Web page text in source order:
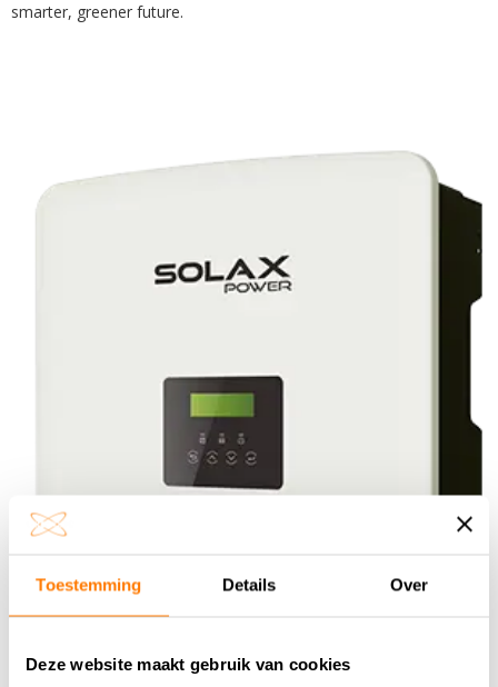
Toestemming Details Over
Deze website maakt gebruik van cookies
smarter, greener future.